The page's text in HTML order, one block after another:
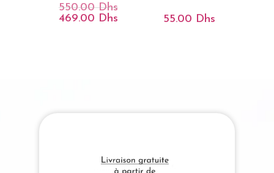
550.00DhsLe
Prix
469.00 DhsLe
55.00 Dhs